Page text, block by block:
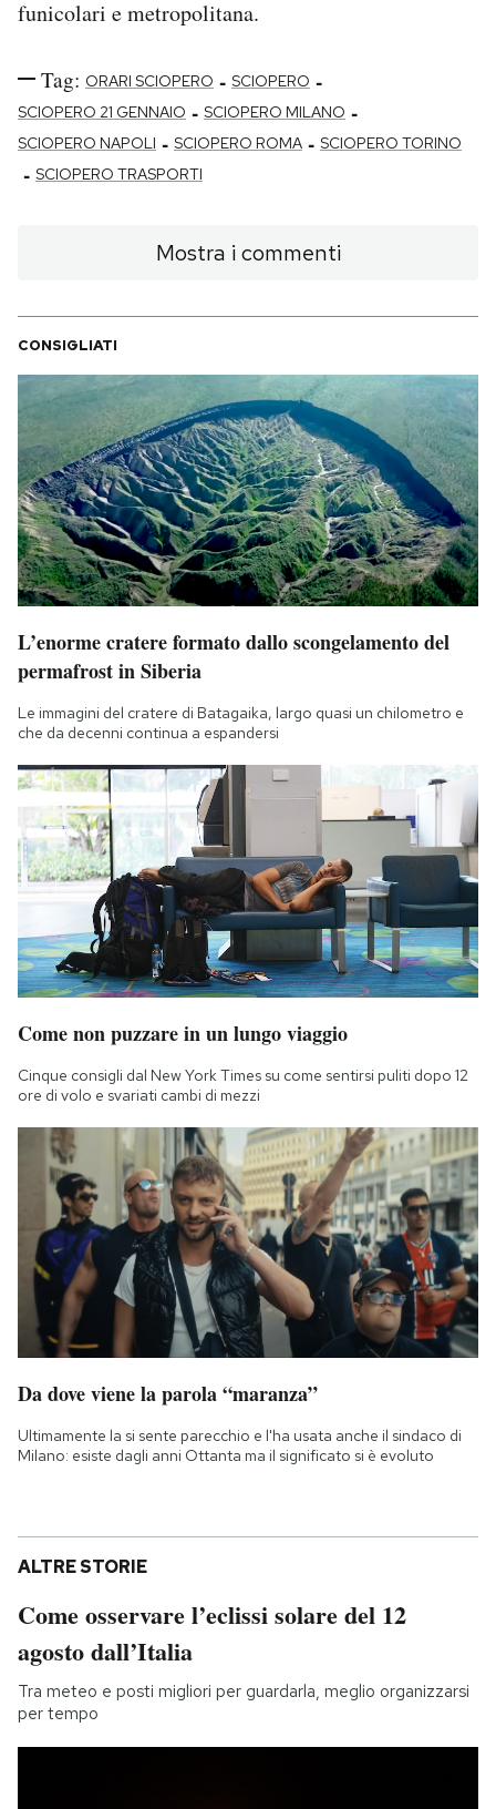
funicolari e metropolitana.
Tag: ORARI SCIOPERO - SCIOPERO -
SCIOPERO 21 GENNAIO - SCIOPERO MILANO -
SCIOPERO NAPOLI - SCIOPERO ROMA - SCIOPERO TORINO
- SCIOPERO TRASPORTI
Mostra i commenti
CONSIGLIATI
L’enorme cratere formato dallo scongelamento del
permafrost in Siberia
Le immagini del cratere di Batagaika, largo quasi un chilometro e
che da decenni continua a espandersi
Come non puzzare in un lungo viaggio
Cinque consigli dal New York Times su come sentirsi puliti dopo 12
ore di volo e svariati cambi di mezzi
Da dove viene la parola “maranza”
Ultimamente la si sente parecchio e l'ha usata anche il sindaco di
Milano: esiste dagli anni Ottanta ma il significato si è evoluto
ALTRE STORIE
Come osservare l’eclissi solare del 12
agosto dall’Italia
Tra meteo e posti migliori per guardarla, meglio organizzarsi
per tempo